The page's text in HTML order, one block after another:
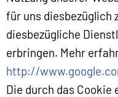
für uns diesbezüglich
diesbezügliche
erbringen. Mehr
http://
Die durch das